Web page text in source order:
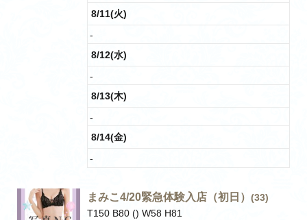
8/11(火)
-
8/12(水)
-
8/13(木)
-
8/14(金)
-
まみこ4/20緊急体験入店（初日） (33)
T150 B80 () W58 H81